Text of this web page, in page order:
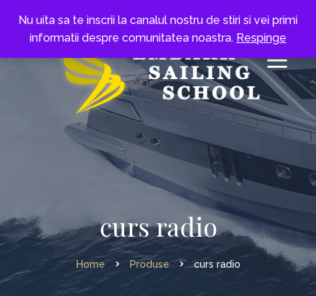
curs radio
Home Produse curs radio
Nu uita sa te inscrii la canalul nostru de stiri si vei primi
informatii despre comunitatea noastra. Respinge